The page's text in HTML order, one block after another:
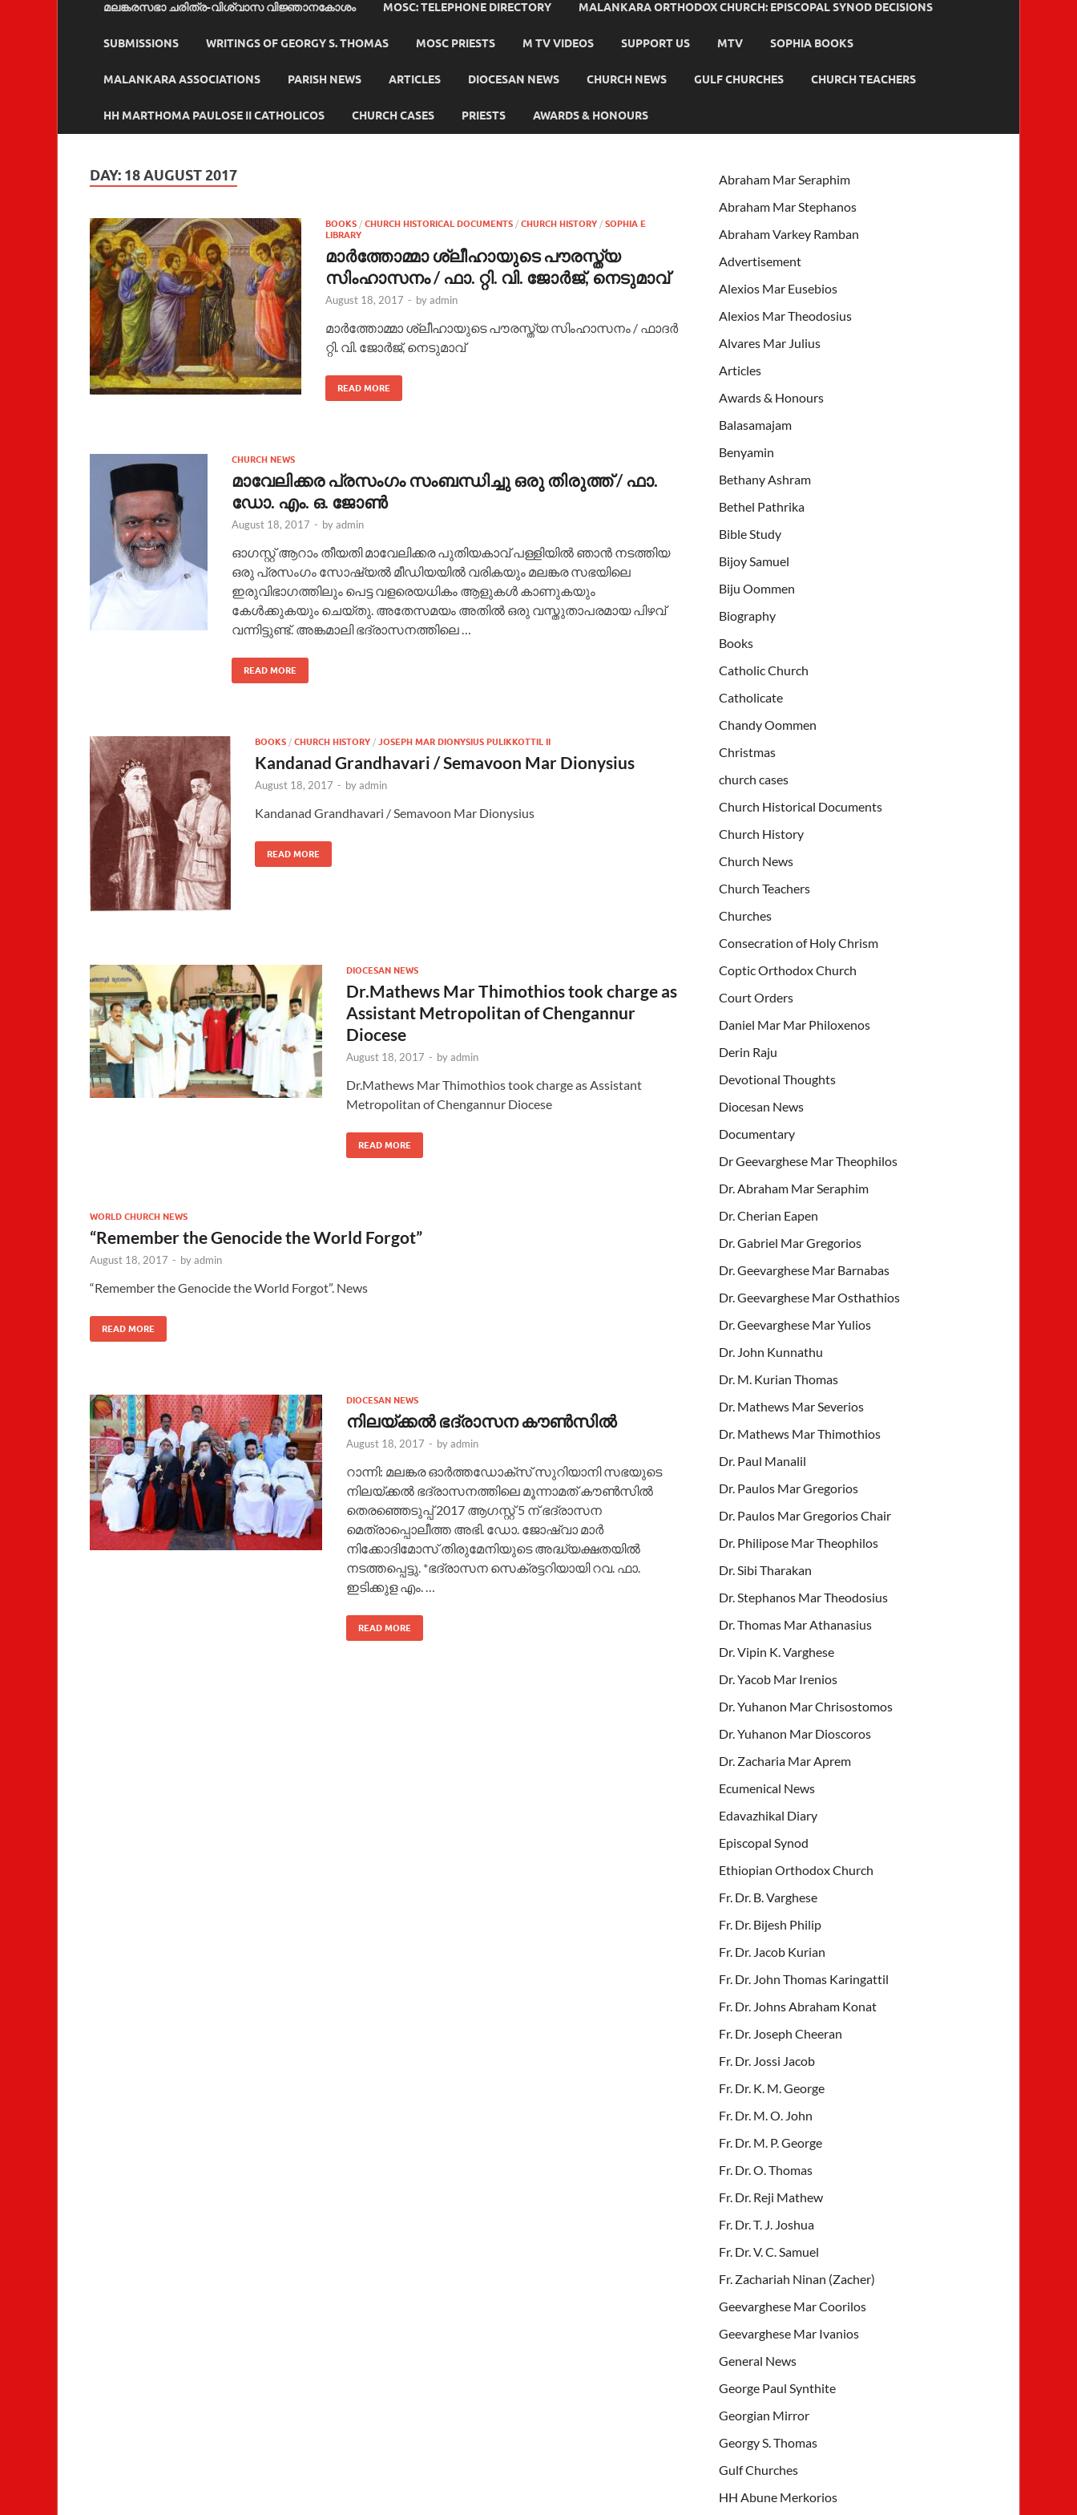
മലങ്കരസഭാ ചരിത്ര-വിശ്വാസ വിജ്ഞാനകോശം MOSC: TELEPHONE DIRECTORY MALANKARA ORTHODOX CHURCH: EPISCOPAL SYNOD DECISIONS
SUBMISSIONS WRITINGS OF GEORGY S. THOMAS MOSC PRIESTS M TV VIDEOS SUPPORT US MTV SOPHIA BOOKS
MALANKARA ASSOCIATIONS PARISH NEWS ARTICLES DIOCESAN NEWS CHURCH NEWS GULF CHURCHES CHURCH TEACHERS
HH MARTHOMA PAULOSE II CATHOLICOS CHURCH CASES PRIESTS AWARDS & HONOURS
DAY: 18 AUGUST 2017
BOOKS / CHURCH HISTORICAL DOCUMENTS / CHURCH HISTORY / SOPHIA E
LIBRARY
മാര്‍ത്തോമ്മാ ശ്ലീഹായുടെ പൗരസ്ത്യ
സിംഹാസനം / ഫാ. റ്റി. വി. ജോര്‍ജ്, നെടുമാവ്
August 18, 2017 - byadmin
മാര്‍ത്തോമ്മാ ശ്ലീഹായുടെ പൗരസ്ത്യ സിംഹാസനം / ഫാദര്‍
റ്റി. വി. ജോര്‍ജ്, നെടുമാവ്
READ MORE
CHURCH NEWS
മാവേലിക്കര പ്രസംഗം സംബന്ധിച്ചു ഒരു തിരുത്ത് / ഫാ.
ഡോ. എം. ഒ. ജോൺ
August 18, 2017 - byadmin
ഓഗസ്റ്റ് ആറാം തീയതി മാവേലിക്കര പുതിയകാവ് പള്ളിയിൽ ഞാൻ നടത്തിയ
ഒരു പ്രസംഗം സോഷ്യൽ മീഡിയയിൽ വരികയും മലങ്കര സഭയിലെ
ഇരുവിഭാഗത്തിലും പെട്ട വളരെയധികം ആളുകൾ കാണുകയും
കേൾക്കുകയും ചെയ്തു. അതേസമയം അതിൽ ഒരു വസ്തുതാപരമായ പിഴവ്
വന്നിട്ടുണ്ട്. അങ്കമാലി ഭദ്രാസനത്തിലെ …
READ MORE
BOOKS / CHURCH HISTORY / JOSEPH MAR DIONYSIUS PULIKKOTTIL II
Kandanad Grandhavari / Semavoon Mar Dionysius
August 18, 2017 - byadmin
Kandanad Grandhavari / Semavoon Mar Dionysius
READ MORE
DIOCESAN NEWS
Dr.Mathews Mar Thimothios took charge as
Assistant Metropolitan of Chengannur
Diocese
August 18, 2017 - byadmin
Dr.Mathews Mar Thimothios took charge as Assistant
Metropolitan of Chengannur Diocese
READ MORE
WORLD CHURCH NEWS
“Remember the Genocide the World Forgot”
August 18, 2017 - byadmin
“Remember the Genocide the World Forgot”. News
READ MORE
DIOCESAN NEWS
നിലയ്ക്കൽ ഭദ്രാസന കൗൺസിൽ
August 18, 2017 - byadmin
റാന്നി: മലങ്കര ഓർത്തഡോക്സ് സുറിയാനി സഭയുടെ
നിലയ്ക്കൽ ഭദ്രാസനത്തിലെ മൂന്നാമത് കൗൺസിൽ
തെരഞ്ഞെടുപ്പ് 2017 ആഗസ്റ്റ് 5 ന് ഭദ്രാസന
മെത്രാപ്പൊലീത്ത അഭി. ഡോ. ജോഷ്വാ മാർ
നിക്കോദിമോസ് തിരുമേനിയുടെ അദ്ധ്യക്ഷതയിൽ
നടത്തപ്പെട്ടു. *ഭദ്രാസന സെക്രട്ടറിയായി റവ. ഫാ.
ഇടിക്കുള എം. …
READ MORE
Abraham Mar Seraphim
Abraham Mar Stephanos
Abraham Varkey Ramban
Advertisement
Alexios Mar Eusebios
Alexios Mar Theodosius
Alvares Mar Julius
Articles
Awards & Honours
Balasamajam
Benyamin
Bethany Ashram
Bethel Pathrika
Bible Study
Bijoy Samuel
Biju Oommen
Biography
Books
Catholic Church
Catholicate
Chandy Oommen
Christmas
church cases
Church Historical Documents
Church History
Church News
Church Teachers
Churches
Consecration of Holy Chrism
Coptic Orthodox Church
Court Orders
Daniel Mar Mar Philoxenos
Derin Raju
Devotional Thoughts
Diocesan News
Documentary
Dr Geevarghese Mar Theophilos
Dr. Abraham Mar Seraphim
Dr. Cherian Eapen
Dr. Gabriel Mar Gregorios
Dr. Geevarghese Mar Barnabas
Dr. Geevarghese Mar Osthathios
Dr. Geevarghese Mar Yulios
Dr. John Kunnathu
Dr. M. Kurian Thomas
Dr. Mathews Mar Severios
Dr. Mathews Mar Thimothios
Dr. Paul Manalil
Dr. Paulos Mar Gregorios
Dr. Paulos Mar Gregorios Chair
Dr. Philipose Mar Theophilos
Dr. Sibi Tharakan
Dr. Stephanos Mar Theodosius
Dr. Thomas Mar Athanasius
Dr. Vipin K. Varghese
Dr. Yacob Mar Irenios
Dr. Yuhanon Mar Chrisostomos
Dr. Yuhanon Mar Dioscoros
Dr. Zacharia Mar Aprem
Ecumenical News
Edavazhikal Diary
Episcopal Synod
Ethiopian Orthodox Church
Fr. Dr. B. Varghese
Fr. Dr. Bijesh Philip
Fr. Dr. Jacob Kurian
Fr. Dr. John Thomas Karingattil
Fr. Dr. Johns Abraham Konat
Fr. Dr. Joseph Cheeran
Fr. Dr. Jossi Jacob
Fr. Dr. K. M. George
Fr. Dr. M. O. John
Fr. Dr. M. P. George
Fr. Dr. O. Thomas
Fr. Dr. Reji Mathew
Fr. Dr. T. J. Joshua
Fr. Dr. V. C. Samuel
Fr. Zachariah Ninan (Zacher)
Geevarghese Mar Coorilos
Geevarghese Mar Ivanios
General News
George Paul Synthite
Georgian Mirror
Georgy S. Thomas
Gulf Churches
HH Abune Merkorios